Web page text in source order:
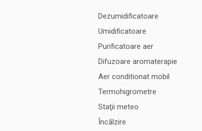
adaugati
Dezumidificatoare
Umidificatoare
Purificatoare aer
Difuzoare aromaterapie
Aer conditionat mobil
Termohigrometre
Staţii meteo
Încălzire